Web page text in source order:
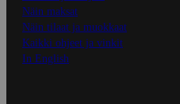
Näin maksat
Näin tilaat ja muokkaat
Kaikki ohjeet ja vinkit
In English